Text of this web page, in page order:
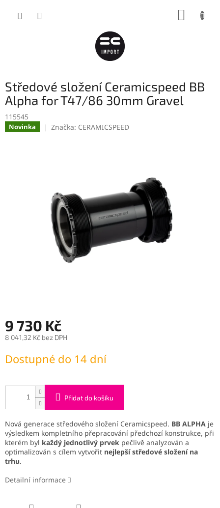
Středové složení Ceramicspeed BB
Alpha for T47/86 30mm Gravel
115545
Novinka Značka: CERAMICSPEED
9 730 Kč
8 041,32 Kč bez DPH
cena:
Dostupné do 14 dní
Přidat do košíku
Nová generace středového složení Ceramicspeed. BB ALPHA je
výsledkem kompletního přepracování předchozí konstrukce, při
kterém byl každý jednotlivý prvek pečlivě analyzován a
optimalizován s cílem vytvořit nejlepší středové složení na
trhu.
Detailní informace